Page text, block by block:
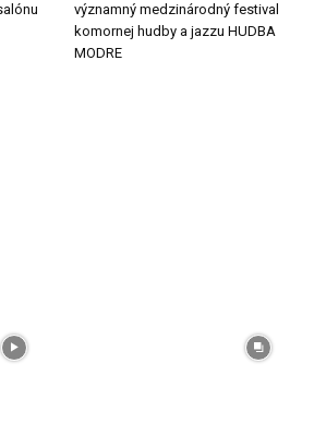
významný medzinárodný festival
komornej hudby a jazzu HUDBA
MODRE